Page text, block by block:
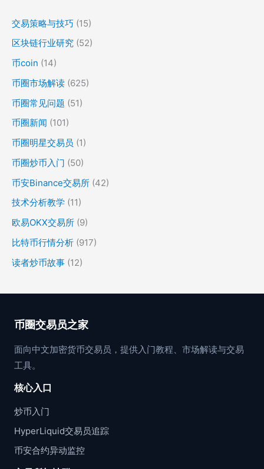
交易策略与技巧 (15)
区块链行业研究 (52)
币coin (14)
币圈市场解读 (625)
币圈常见问题 (51)
币圈新闻 (101)
币圈明星交易员 (1)
币圈炒币入门 (50)
币安Binance交易所 (42)
技术分析教学 (11)
欧易OKX交易所 (9)
比特币行情分析 (917)
读者炒币故事 (12)
币圈交易员之家
面向中文加密货币交易员，提供入门教程、市场解读与交易
工具。
核心入口
炒币入门
HyperLiquid交易员追踪
币安合约异动监控